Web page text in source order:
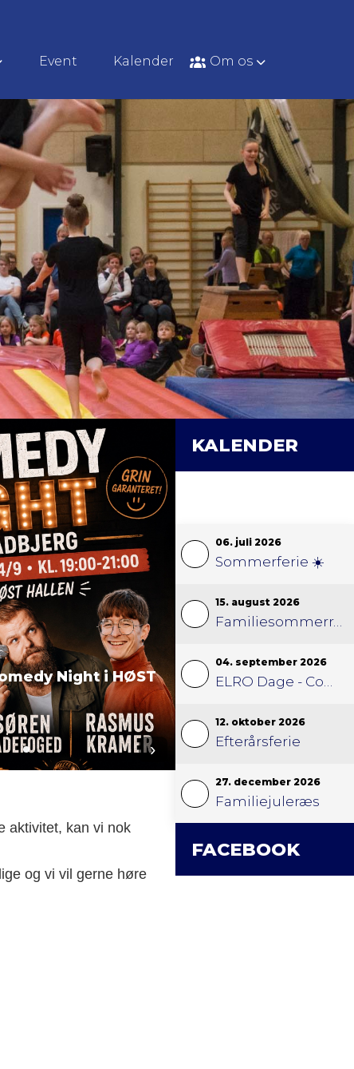
Event Kalender Om os
Night i HØST
›
aktivitet, kan vi nok
og vi vil gerne høre
KALENDER
06. juli 2026
Sommerferie ☀️
15. august 2026
Familiesommerræs
04. september 2026
ELRO Dage - Comedy Night Standup
12. oktober 2026
Efterårsferie
27. december 2026
Familiejuleræs
FACEBOOK